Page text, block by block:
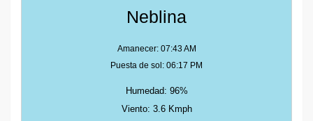
Neblina
Amanecer: 07:43 AM
Puesta de sol: 06:17 PM
Humedad: 96%
Viento: 3.6 Kmph